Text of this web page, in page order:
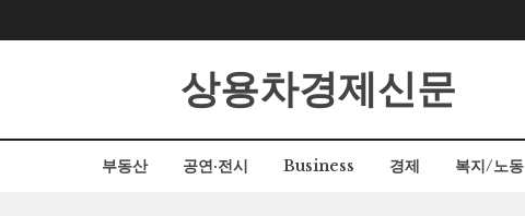
상용차경제신문
부동산 공연·전시 Business 경제 복지/노동